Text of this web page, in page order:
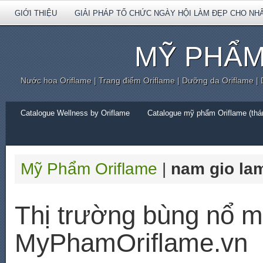
GIỚI THIỆU GIẢI PHÁP TỔ CHỨC NGÀY HỘI LÀM ĐẸP CHO
MỸ
Nước hoa Oriflame | Trang điểm Oriflame | Dưỡng da Oriflame
Catalogue Wellness by Oriflame Catalogue mỹ phẩm Oriflame
Mỹ Phẩm Oriflame | nam gio
Thị trường bùng nổ
MyPhamOriflame.vn